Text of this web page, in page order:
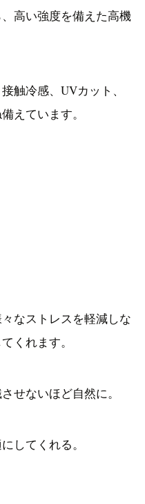
高い強度を備えた高機
触冷感、UVカット、
えています。
なストレスを軽減しな
くれます。
せないほど自然に。
してくれる。